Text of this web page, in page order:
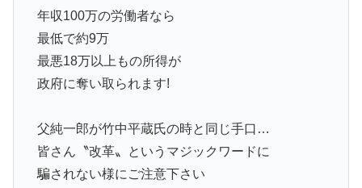
年収100万の労働者なら
最低で約9万
最悪18万以上もの所得が
政府に奪い取られます!
父純一郎が竹中平蔵氏の時と同じ手口…
皆さん〝改革〟というマジックワードに
騙されない様にご注意下さい